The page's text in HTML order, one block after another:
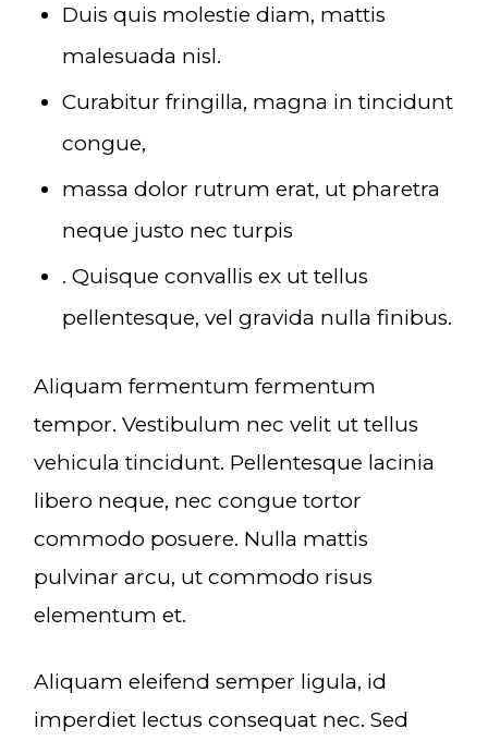
Duis quis molestie diam, mattis
malesuada nisl.
Curabitur fringilla, magna in tincidunt
congue,
massa dolor rutrum erat, ut pharetra
neque justo nec turpis
. Quisque convallis ex ut tellus
pellentesque, vel gravida nulla finibus.
Aliquam fermentum fermentum
tempor. Vestibulum nec velit ut tellus
vehicula tincidunt. Pellentesque lacinia
libero neque, nec congue tortor
commodo posuere. Nulla mattis
pulvinar arcu, ut commodo risus
elementum et.
Aliquam eleifend semper ligula, id
imperdiet lectus consequat nec. Sed